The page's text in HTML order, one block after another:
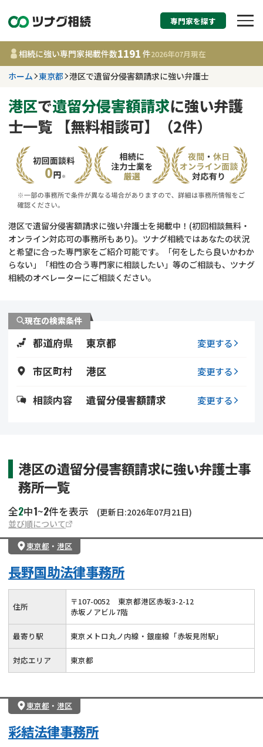
相続税申告・相続手
す
東京都
事務所 1191
相談内容で探す
相続登記
遺留分侵害額請求
相続人調査
コラム
相続手続き
相続登記
専門家を探す
相続に強い専門家掲載件数1191 件2026年07月現在
ホーム 東京都 港区で遺留分侵害額請求に強い弁護士
港区で遺留分侵害額請求に強い弁護
士一覧 【無料相談可】（2件）
港区で遺留分侵害額請求に強い弁護士を掲載中！(初回相談無料・
オンライン対応可の事務所もあり)。ツナグ相続ではあなたの状況
と希望に合った専門家をご紹介可能です。「何をしたら良いかわか
らない」「相性の合う専門家に相談したい」等のご相談も、ツナグ
相続のオペレーターにご相談ください。
現在の検索条件
都道府県 東京都 変更する
市区町村 港区 変更する
相談内容 遺留分侵害額請求 変更する
港区の遺留分侵害額請求に強い弁護士事
務所一覧
全2中1~2件を表示
(更新日:2026年07月21日)
並び順について
東京都 ・ 港区
長野国助法律事務所
住所 〒107-0052
東京都港区赤坂3-2-12
赤坂ノアビル7階
最寄り駅 東京メトロ丸ノ内線・銀座線「赤坂見附駅」
対応エリア 東京都
東京都 ・ 港区
彩結法律事務所